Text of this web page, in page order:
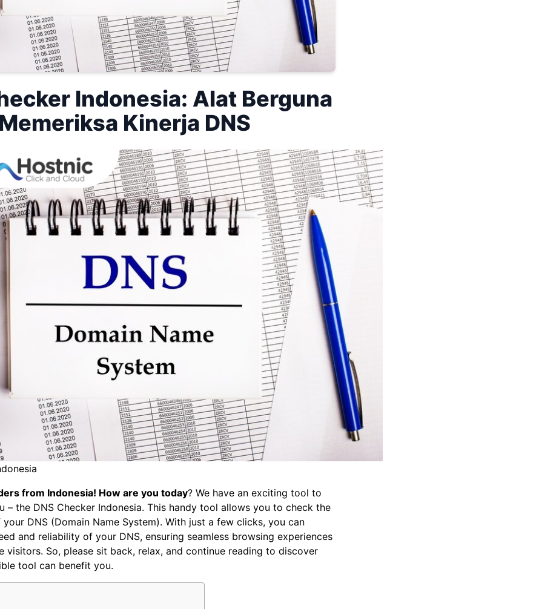
Indonesia: Alat Berguna
Kinerja DNS
from Indonesia! How are you today? We have an exciting tool to
– the DNS Checker Indonesia. This handy tool allows you to check the
DNS (Domain Name System). With just a few clicks, you can
and reliability of your DNS, ensuring seamless browsing experiences
visitors. So, please sit back, relax, and continue reading to discover
tool can benefit you.